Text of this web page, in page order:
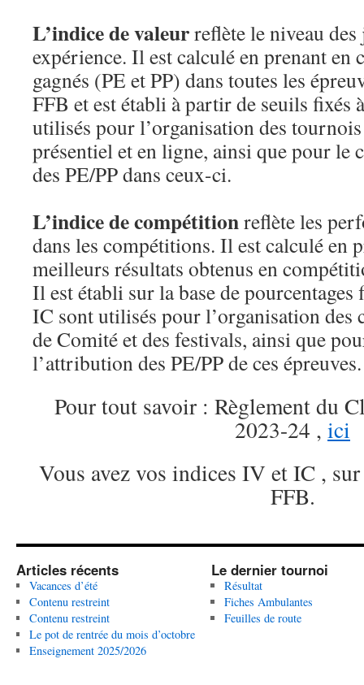
L’indice de valeurreflète le niveau
expérience. Il est calculé en prenant en
gagnés (PE et PP) dans toutes les
FFB et est établi à partir de seuils fixés
utilisés pour l’organisation des
présentiel et en ligne, ainsi que pour le
des PE/PP dans ceux-ci.
L’indice de compétitionreflète les
dans les compétitions. Il est calculé en
meilleurs résultats obtenus en
Il est établi sur la base de pourcentages
IC sont utilisés pour l’organisation des
de Comité et des festivals, ainsi que
l’attribution des PE/PP de ces épreuves.
Pour tout savoir : Règlement du
2023-24 , ici
Vous avez vos indices IV et IC ,
FFB.
Articles récents
Vacances d’été
Contenu restreint
Contenu restreint
Le pot de rentrée du mois d’octobre
Enseignement 2025/2026
Le dernier tournoi
Résultat
Fiches Ambulantes
Feuilles de route